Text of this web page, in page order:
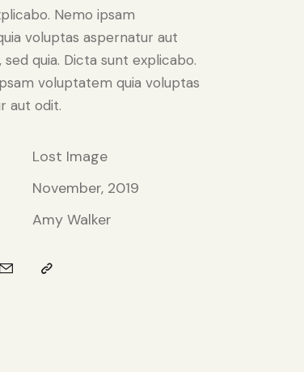
Nemo ipsam
voluptas aspernatur aut
quia. Dicta sunt explicabo.
voluptatem quia voluptas
aut odit.
Lost Image
November, 2019
Amy Walker